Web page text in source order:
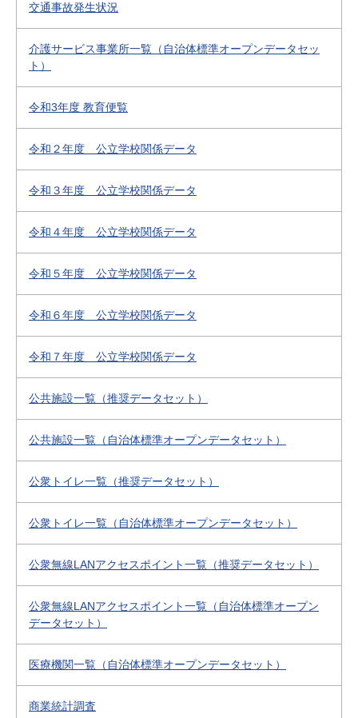
交通事故発生状況
介護サービス事業所一覧（自治体標準オープンデータセッ
ト）
令和3年度 教育便覧
令和２年度 公立学校関係データ
令和３年度 公立学校関係データ
令和４年度 公立学校関係データ
令和５年度 公立学校関係データ
令和６年度 公立学校関係データ
令和７年度 公立学校関係データ
公共施設一覧（推奨データセット）
公共施設一覧（自治体標準オープンデータセット）
公衆トイレ一覧（推奨データセット）
公衆トイレ一覧（自治体標準オープンデータセット）
公衆無線LANアクセスポイント一覧（推奨データセット）
公衆無線LANアクセスポイント一覧（自治体標準オープン
データセット）
医療機関一覧（自治体標準オープンデータセット）
商業統計調査